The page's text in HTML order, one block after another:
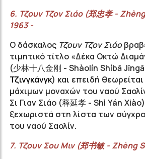
6. ΤζουνΤζονΣιάο(郑忠孝-
1963 -
Ο δάσκαλος ΤζουνΤζονΣιάο
τιμητικό τίτλο «Δέκα Οκτώ
(少林十八金刚 - Shàolín Shíbā
Τζινγκάνγκ) και επειδή
μάχιμων μοναχών του ναού
Σι Γιαν Σιάο (释延孝 - Shì Yán Xiào
ξεχωριστά στη λίστα των
του ναού Σαολίν.
7. ΤζουνΣουΜιν(郑书敏- Zhèng